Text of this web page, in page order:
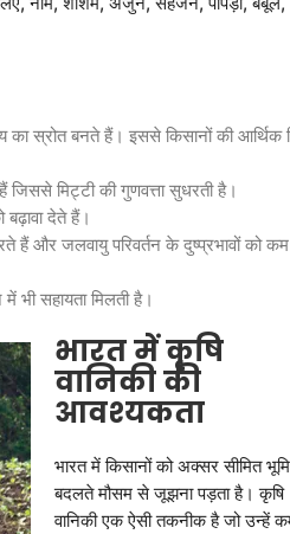
स्रोत बनते हैं। इससे किसानों की आर्थिक
मिट्टी की गुणवत्ता सुधरती है।
देते हैं।
हैं और जलवायु परिवर्तन के दुष्प्रभावों को
भी सहायता मिलती है।
भारतमेंकृषि
वानिकीकी
आवश्यकता
भारत में किसानों को अक्सर सीमित
बदलते मौसम से जूझना पड़ता है। कृषि
वानिकी एक ऐसी तकनीक है जो उन्हें